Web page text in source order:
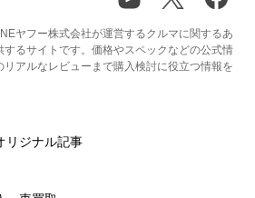
ヤフー株式会社が運営するクルマに関するあ
するサイトです。価格やスペックなどの公式情
アルなレビューまで購入検討に役立つ情報を
リジナル記事